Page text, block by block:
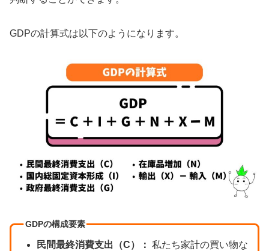
GDPの計算式は以下のようになります。
GDPの構成要素
民間最終消費支出（C）： 私たち家計の買い物な